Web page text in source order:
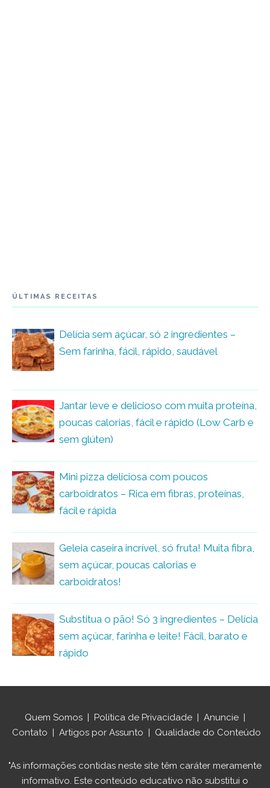
ÚLTIMAS RECEITAS
Delícia sem açúcar, só 2 ingredientes –
Sem farinha, fácil, rápido, saudável
Jantar leve e delicioso com muita proteína,
poucas calorias, fácil e rápido (Low Carb e
sem glúten)
Mini pizza deliciosa com poucos
carboidratos – Rica em fibras, proteínas,
fácil e rápida
Geleia caseira incrível, só fruta! Muita fibra,
sem açúcar, poucas calorias e
carboidratos!
Substitua o pão! Só 3 ingredientes – Delícia
sem açúcar, farinha e leite! Fácil, barato e
rápido
Quem Somos | Política de Privacidade | Anuncie |
Contato | Artigos por Assunto | Qualidade do Conteúdo
"As informações contidas neste site têm caráter meramente
informativo. Este conteúdo educativo não substitui o